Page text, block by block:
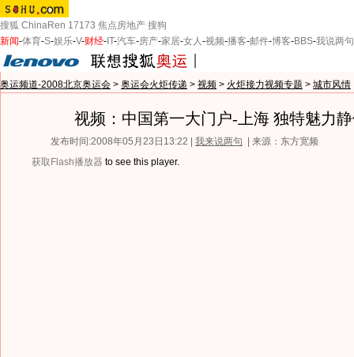
搜狐 ChinaRen 17173 焦点房地产 搜狗
新闻-体育-S-娱乐-V-财经- IT-汽车-房产-家居-女人-视频-播客-邮件-博客-BBS-我说两句
奥运频道-2008北京奥运会 > 奥运会火炬传递 > 视频 > 火炬接力视频专题 > 城市风情
视频：中国第一大门户-上海 独特魅力
发布时间:2008年05月23日13:22 | 我来说两句
| 来源：东方宽频
获取Flash播放器 to see this player.